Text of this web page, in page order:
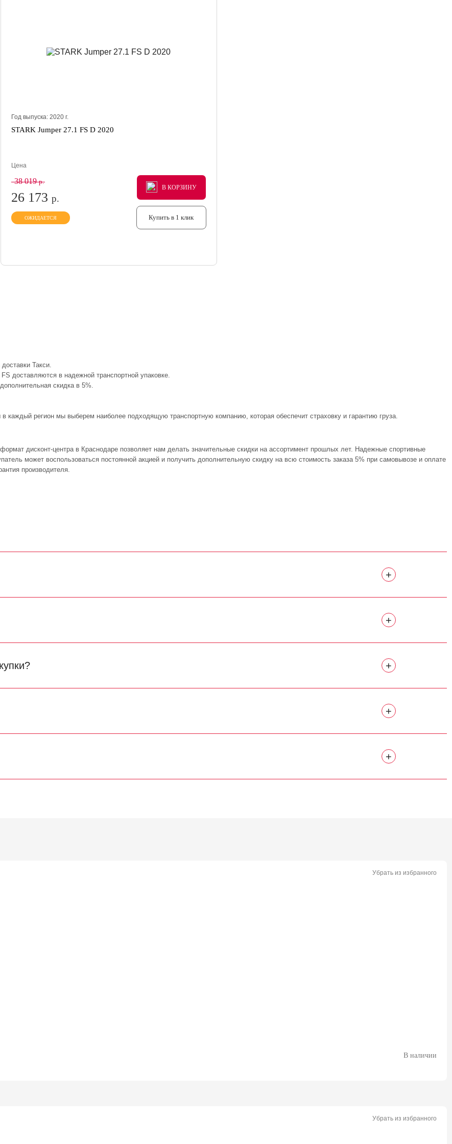
Год выпуска:2020г.
STARK Jumper 27.1 FS D 2020
Цена
38 019р.
26 173р.
ОЖИДАЕТСЯ
В КОРЗИНУ
В КОРЗИНУ
В КОРЗИНУ
Купить в 1 клик
Такси.
доставляются в надежной транспортной упаковке.
скидка в 5%.
каждый регион мы выберем наиболее подходящую транспортную компанию, которая обеспечит страховку и гарантию груза.
дисконт-центра в Краснодаре позволяет нам делать значительные скидки на ассортимент прошлых лет. Надежные спортивные
может воспользоваться постоянной акцией и получить дополнительную скидку на всю стоимость заказа 5% при самовывозе и оплате
производителя.
+
+
+
+
+
Убрать из избранного
В наличии
Убрать из избранного